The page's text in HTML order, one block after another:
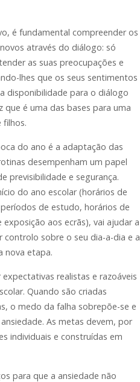
é fundamental compreender os
através do diálogo: só
as suas preocupações e
lhes que os seus sentimentos
disponibilidade para o diálogo
que é uma das bases para uma
filhos.
do ano é a adaptação das
desempenham um papel
previsibilidade e segurança.
do ano escolar (horários de
de estudo, horários de
aos ecrãs), vai ajudar a
controlo sobre o seu dia-a-dia e a
nova etapa.
realistas e razoáveis
Quando são criadas
o medo da falha sobrepõe-se e
As metas devem, por
individuais e construídas em
para que a ansiedade não